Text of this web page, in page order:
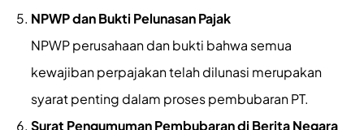
NPWP dan Bukti Pelunasan Pajak
NPWP perusahaan dan bukti bahwa semua
kewajiban perpajakan telah dilunasi merupakan
syarat penting dalam proses pembubaran PT.
Surat Pengumuman Pembubaran di Berita Negara